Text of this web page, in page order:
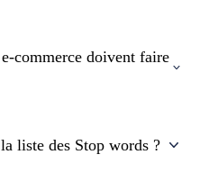
commerce doivent faire
liste des Stop words ?